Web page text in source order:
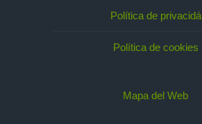
Política de privacidá
Política de cookies
Mapa del Web